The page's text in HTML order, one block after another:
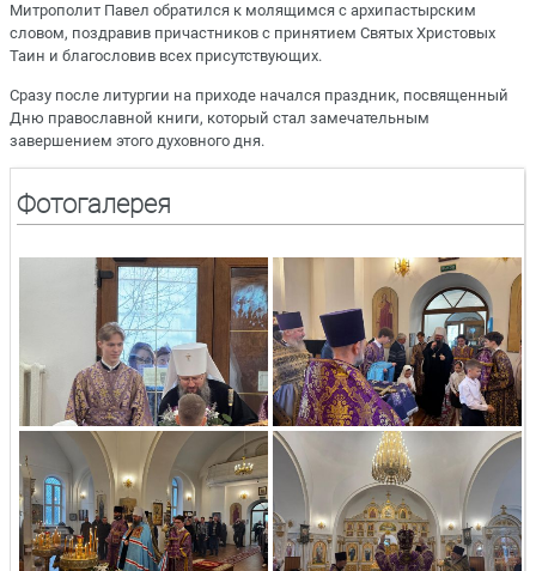
Митрополит Павел обратился к молящимся с архипастырским
словом, поздравив причастников с принятием Святых Христовых
Таин и благословив всех присутствующих.
Сразу после литургии на приходе начался праздник, посвященный
Дню православной книги, который стал замечательным
завершением этого духовного дня.
Фотогалерея